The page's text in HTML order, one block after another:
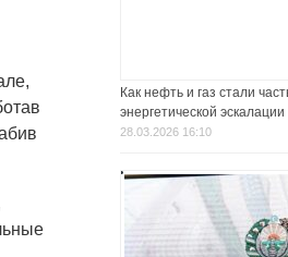
Как нефть и газ стали
энергетической
28.03.2026 16:10